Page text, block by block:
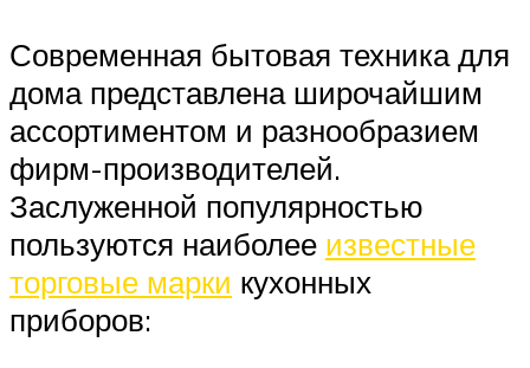
Современная бытовая техника для
дома представлена широчайшим
ассортиментом и разнообразием
фирм-производителей.
Заслуженной популярностью
пользуются наиболее известные
торговые марки кухонных
приборов: